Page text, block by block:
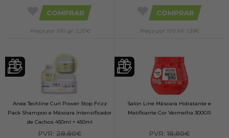
COMPRAR
Preço por 100 gr: 2,20€
COMPRAR
Preço por 100 Ml: 1,38€
Anea Techline Curl Power Stop Frizz
Pack Shampoo e Máscara Intensificador
de Cachos 450ml + 450ml
PVR: 28,80€
Salon Line Máscara Hidratante e
Matificante Cor Vermelha 300GR
PVR: 18,80€